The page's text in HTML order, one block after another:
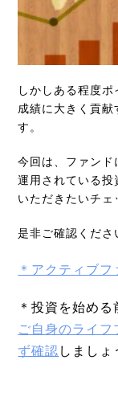
しかしある程度
成績に大きく貢献
す。
今回は、ファン
運用されている
いただきたいチェ
是非ご確認くださ
＊アクティブ
＊投資を始める
ご自身のライ
ず確認 しましょ